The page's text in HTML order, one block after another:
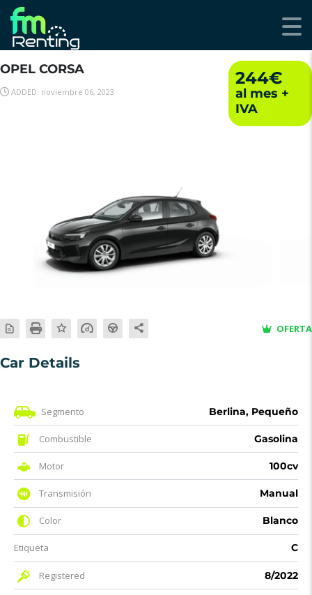
OPEL CORSA
ADDED: noviembre 06, 2023
244€
OFERTA
Car Details
Segmento Berlina, Pequeño
Combustible Gasolina
Motor 100cv
Transmisión Manual
Color Blanco
Etiqueta C
Registered 8/2022